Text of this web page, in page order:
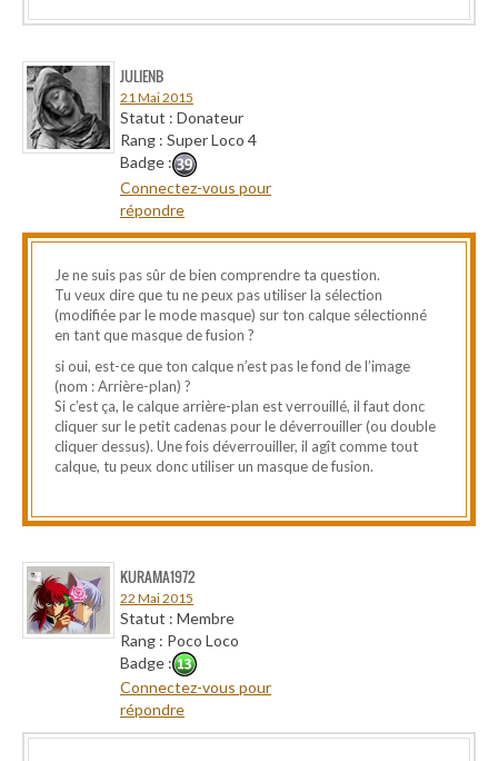
JULIENB
21 Mai 2015
Statut : Donateur
Rang : Super Loco 4
Badge :
Connectez-vous pour
répondre
Je ne suis pas sûr de bien comprendre ta question.
Tu veux dire que tu ne peux pas utiliser la sélection
(modifiée par le mode masque) sur ton calque sélectionné
en tant que masque de fusion ?
si oui, est-ce que ton calque n’est pas le fond de l’image
(nom : Arrière-plan) ?
Si c’est ça, le calque arrière-plan est verrouillé, il faut donc
cliquer sur le petit cadenas pour le déverrouiller (ou double
cliquer dessus). Une fois déverrouiller, il agît comme tout
calque, tu peux donc utiliser un masque de fusion.
KURAMA1972
22 Mai 2015
Statut : Membre
Rang : Poco Loco
Badge :
Connectez-vous pour
répondre